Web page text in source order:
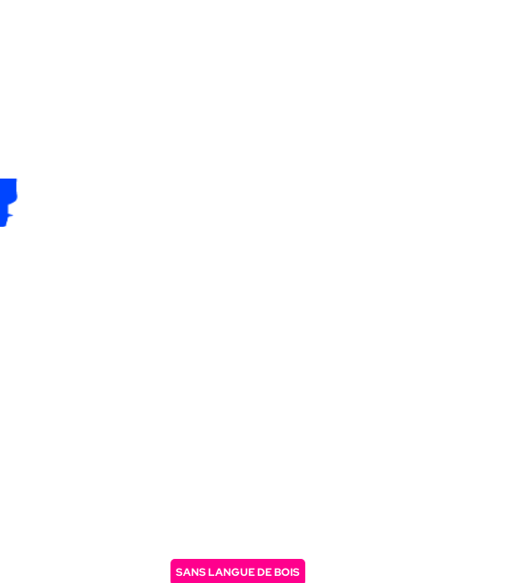
SANS LANGUE DE BOIS